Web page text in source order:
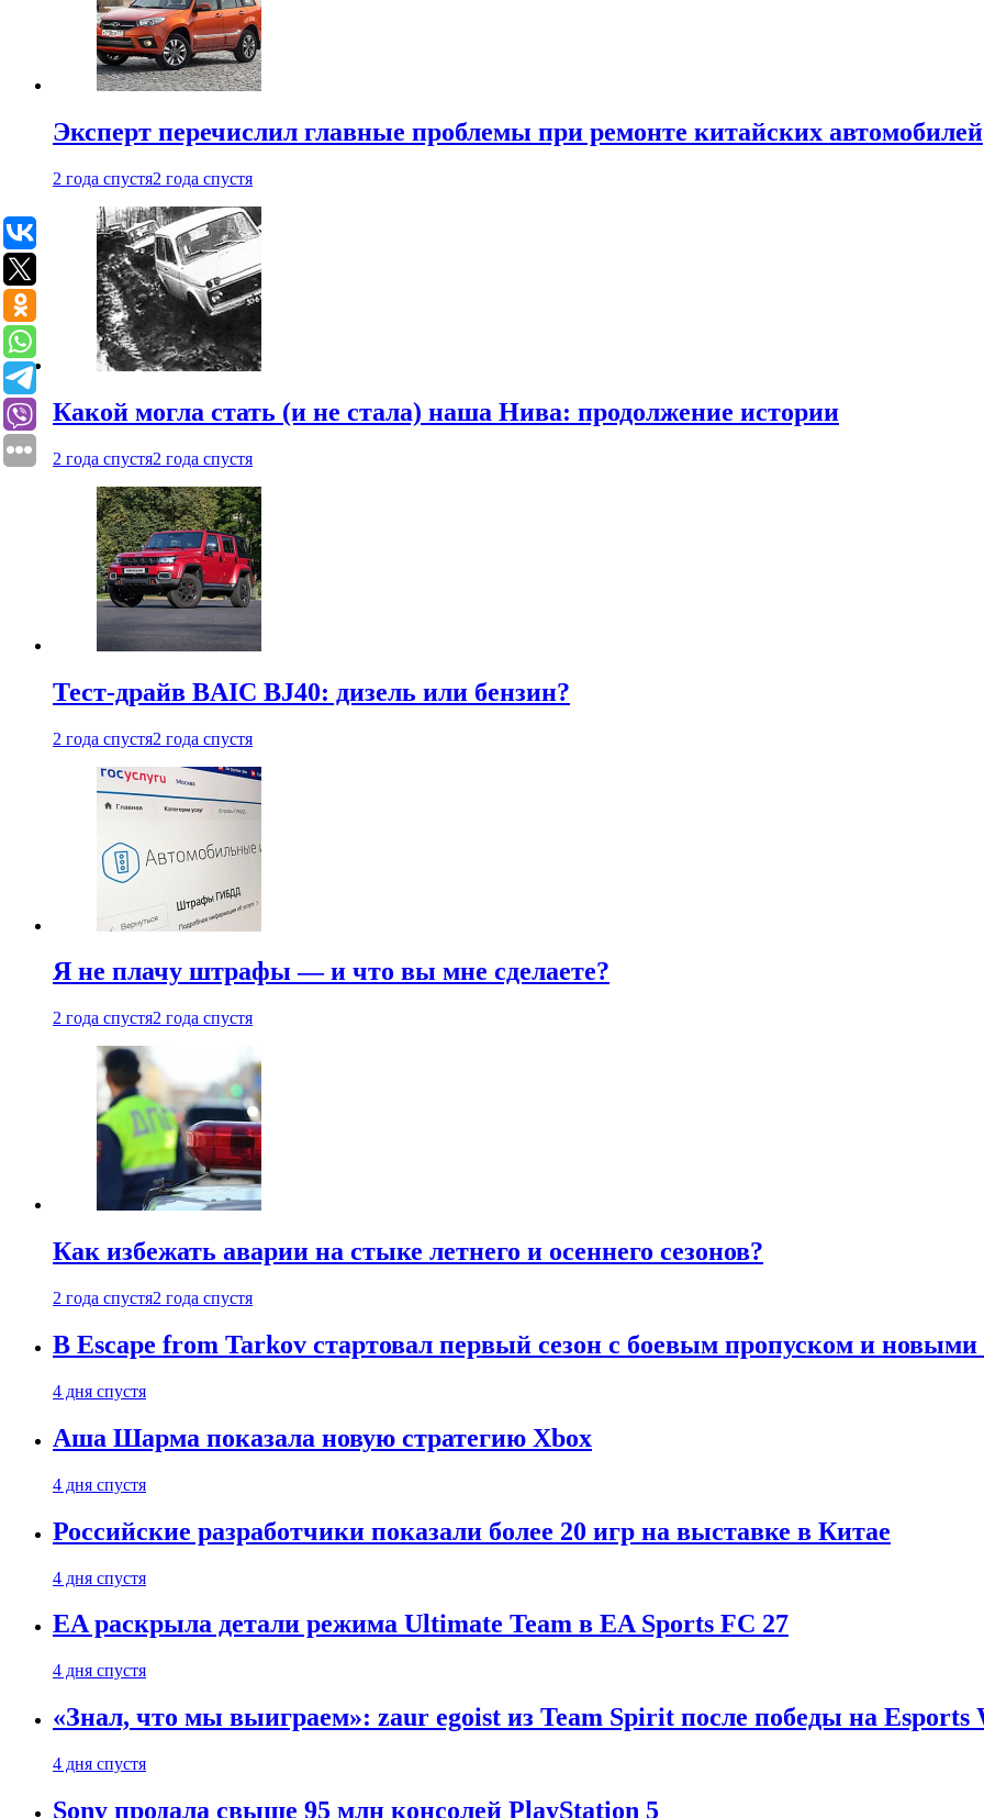
Эксперт перечислил главные проблемы при ремонте китайских автомобилей
2 года спустя2 года спустя
Какой могла стать (и не стала) наша Нива: продолжение истории
2 года спустя2 года спустя
Тест-драйв BAIC BJ40: дизель или бензин?
2 года спустя2 года спустя
Я не плачу штрафы — и что вы мне сделаете?
2 года спустя2 года спустя
Как избежать аварии на стыке летнего и осеннего сезонов?
2 года спустя2 года спустя
В Escape from Tarkov стартовал первый сезон с боевым пропуском и
4 дня спустя
Аша Шарма показала новую стратегию Xbox
4 дня спустя
Российские разработчики показали более 20 игр на выставке в Китае
4 дня спустя
EA раскрыла детали режима Ultimate Team в EA Sports FC 27
4 дня спустя
«Знал, что мы выиграем»: zaur egoist из Team Spirit после победы на Esports
4 дня спустя
Sony продала свыше 95 млн консолей PlayStation 5